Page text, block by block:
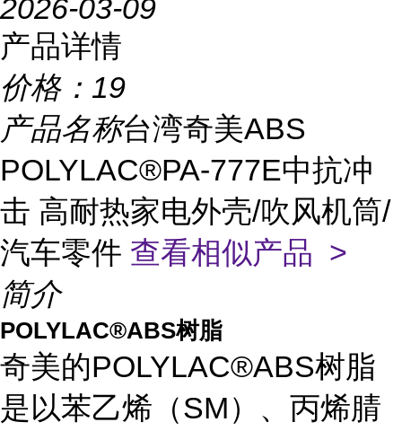
2026-03-09
产品详情
价格： 19
产品名称台湾奇美ABS
POLYLAC®PA-777E中抗冲
击 高耐热家电外壳/吹风机筒/
汽车零件 查看相似产品 >
简介
POLYLAC®ABS树脂
奇美的POLYLAC®ABS树脂
是以苯乙烯（SM）、丙烯腈